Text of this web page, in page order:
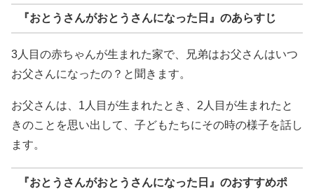
『おとうさんがおとうさんになった日』のあらすじ
3人目の赤ちゃんが生まれた家で、兄弟はお父さんはいつ
お父さんになったの？と聞きます。
お父さんは、1人目が生まれたとき、2人目が生まれたと
きのことを思い出して、子どもたちにその時の様子を話し
ます。
『おとうさんがおとうさんになった日』のおすすめポ